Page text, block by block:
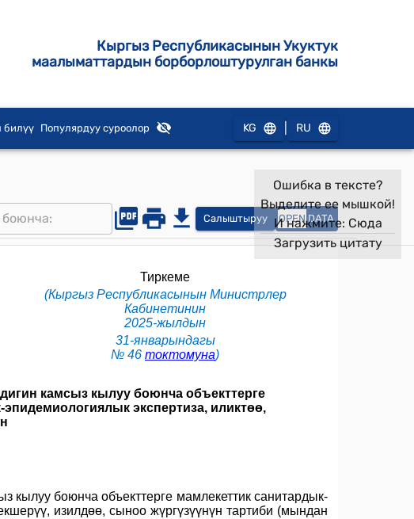
Кыргыз Республикасынын Укуктук
маалыматтардын борборлоштурулган банкы
билүү Популярдуу суроолор KG RU
Салыштыруу OPEN DATA
Ошибка в тексте?
Выделите ее мышкой!
И нажмите: Сюда
Загрузить цитату